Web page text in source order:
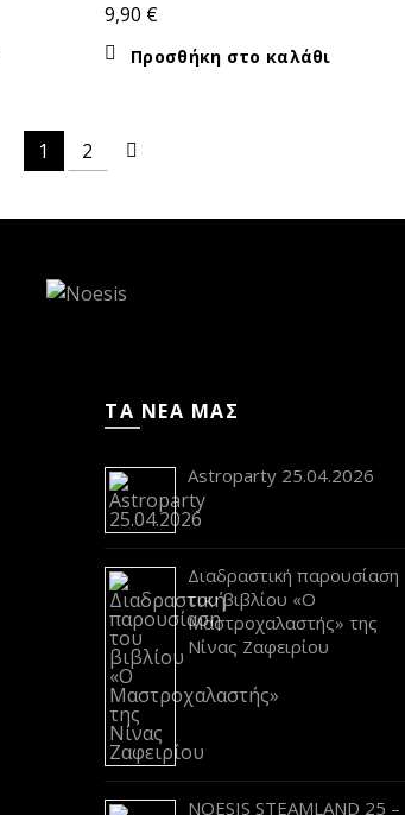
9,90 €
Προσθήκη στο καλάθι
1 2
ΤΑ ΝΕΑ ΜΑΣ
Astroparty 25.04.2026
Διαδραστική παρουσίαση
του βιβλίου «Ο
Μαστροχαλαστής» της
Νίνας Ζαφειρίου
NOESIS STEAMLAND 25 –